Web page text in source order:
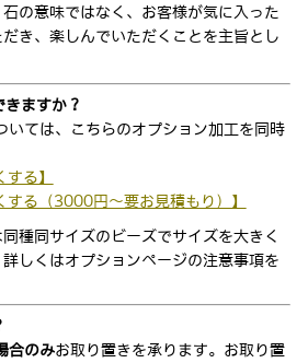
の意味ではなく、お客様が気に入った
き、楽しんでいただくことを主旨とし
ますか？
いては、こちらのオプション加工を同時
する】
する（3000円〜要お見積もり）】
種同サイズのビーズでサイズを大きく
しくはオプションページの注意事項を
合のみお取り置きを承ります。お取り置